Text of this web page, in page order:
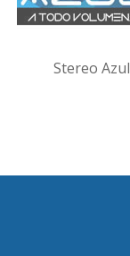
Stereo Azul